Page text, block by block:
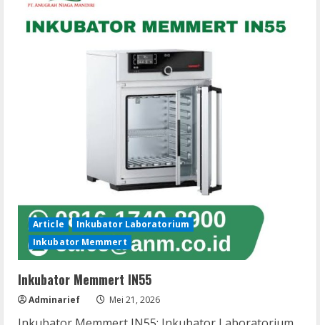
Presisi
Tinggi
untuk
Modern
Article
Inkubator Laboratorium
Inkubator Memmert
Inkubator Memmert IN55
Adminarief Mei 21, 2026